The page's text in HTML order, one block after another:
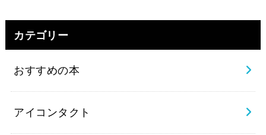
カテゴリー
おすすめの本
アイコンタクト